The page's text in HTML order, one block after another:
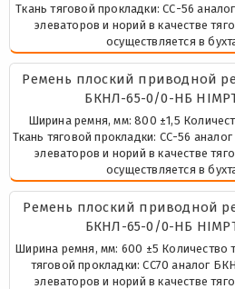
Ткань тяговой прокладки: СС-56
элеваторов и норий в качестве
осуществляется в
Ремень плоский приводной
БКНЛ-65-0/0-НБ
Ширина ремня, мм: 800 ±1,5
Ткань тяговой прокладки: СС-56
элеваторов и норий в качестве
осуществляется в
Ремень плоский приводной
БКНЛ-65-0/0-НБ
Ширина ремня, мм: 600 ±5 Количество
тяговой прокладки: СС70 аналог
элеваторов и норий в качестве